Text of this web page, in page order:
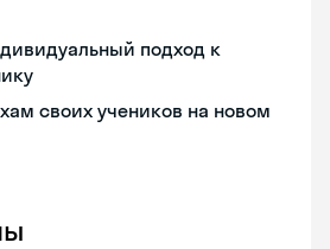
подход к
своих учеников на новом